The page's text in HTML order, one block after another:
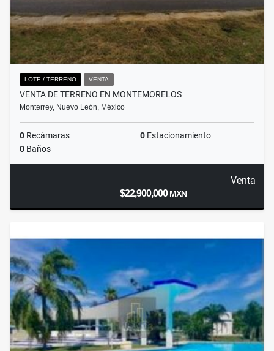
LOTE / TERRENO VENTA
VENTA DE TERRENO EN MONTEMORELOS
Monterrey, Nuevo León, México
0 Recámaras 0 Estacionamiento
0 Baños
Venta
$22,900,000MXN